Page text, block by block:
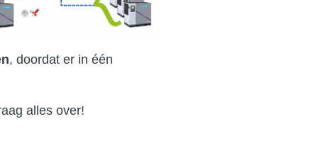
, doordat er in één
alles over!